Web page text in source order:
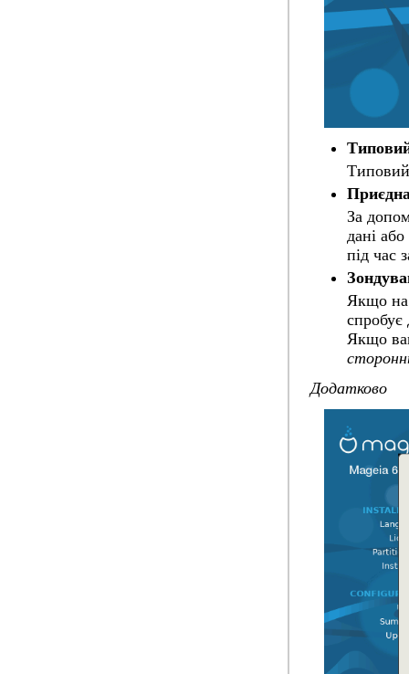
Типовий
За
дані
під час
Якщо на
Якщо
Додатково